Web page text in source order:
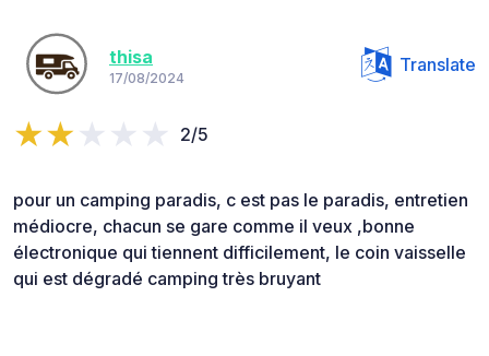
thisa
17/08/2024
Translate
2/5
pour un camping paradis, c est pas le paradis, entretien
médiocre, chacun se gare comme il veux ,bonne
électronique qui tiennent difficilement, le coin vaisselle
qui est dégradé camping très bruyant